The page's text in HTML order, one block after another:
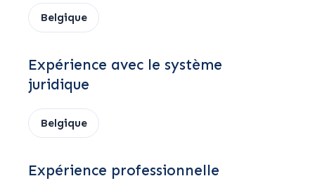
Belgique
Expérience avec le système
juridique
Belgique
Expérience professionnelle